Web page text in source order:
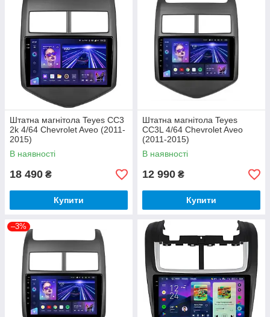
Штатна магнітола Teyes CC3
2k 4/64 Chevrolet Aveo (2011-
2015)
В наявності
18 490 ₴
Купити
Штатна магнітола Teyes
CC3L 4/64 Chevrolet Aveo
(2011-2015)
В наявності
12 990 ₴
Купити
–3%